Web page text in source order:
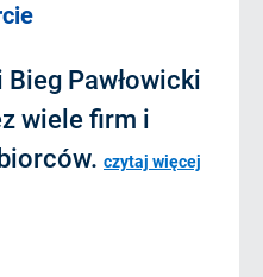
Pawłowicki
wiele firm i
czytaj więcej